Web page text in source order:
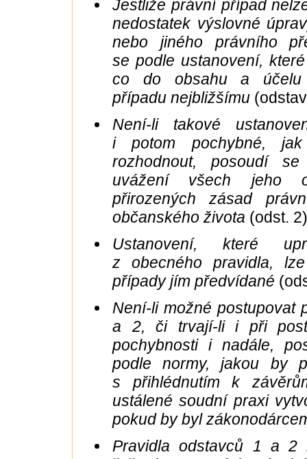
Jestliže právní případ
nedostatek výslovné
nebo jiného právního
se podle ustanovení,
co do obsahu a účelu
případu nejbližšímu
Není-li takové
i potom pochybné,
rozhodnout, posoudí
uvážení všech jeho
přirozených zásad
občanského života (odst.
Ustanovení, které
z obecného pravidla,
případy jím předvídané
Není-li možné postupovat
a 2, či trvají-li i při
pochybnosti i nadále,
podle normy, jakou by
s přihlédnutím k
ustálené soudní praxi
pokud by byl
Pravidla odstavců 1 a 2